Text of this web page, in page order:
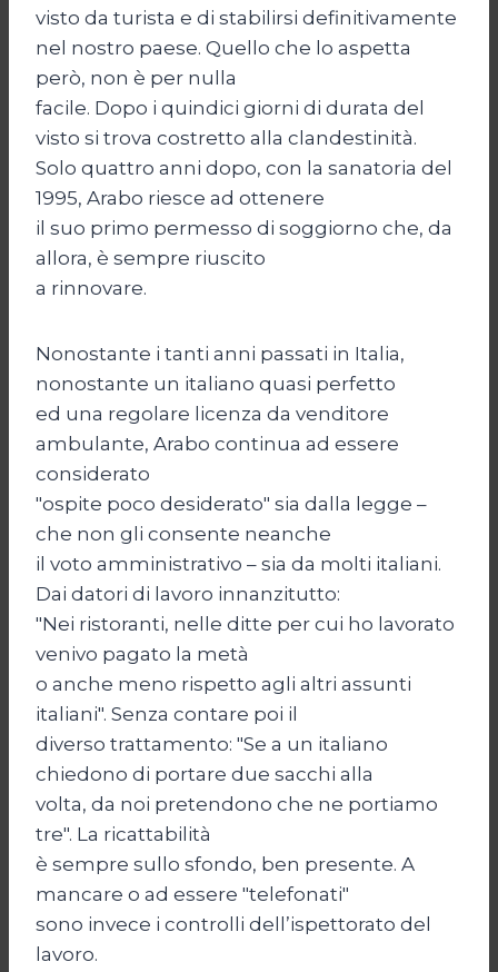
visto da turista e di stabilirsi definitivamente
nel nostro paese. Quello che lo aspetta
però, non è per nulla
facile. Dopo i quindici giorni di durata del
visto si trova costretto alla clandestinità.
Solo quattro anni dopo, con la sanatoria del
1995, Arabo riesce ad ottenere
il suo primo permesso di soggiorno che, da
allora, è sempre riuscito
a rinnovare.
Nonostante i tanti anni passati in Italia,
nonostante un italiano quasi perfetto
ed una regolare licenza da venditore
ambulante, Arabo continua ad essere
considerato
"ospite poco desiderato" sia dalla legge –
che non gli consente neanche
il voto amministrativo – sia da molti italiani.
Dai datori di lavoro innanzitutto:
"Nei ristoranti, nelle ditte per cui ho lavorato
venivo pagato la metà
o anche meno rispetto agli altri assunti
italiani". Senza contare poi il
diverso trattamento: "Se a un italiano
chiedono di portare due sacchi alla
volta, da noi pretendono che ne portiamo
tre". La ricattabilità
è sempre sullo sfondo, ben presente. A
mancare o ad essere "telefonati"
sono invece i controlli dell’ispettorato del
lavoro.